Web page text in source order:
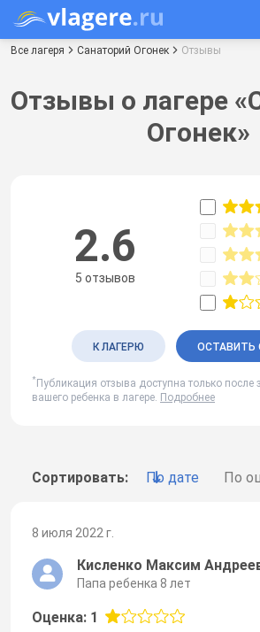
Все лагеря Санаторий Огонек Отзывы
Отзывы о лагере
Огонек»
Сортировать: По дате По
8 июля 2022 г.
Кисленко Максим
Папа ребенка 8 лет
Оценка: 1
2.6
5 отзывов
К ЛАГЕРЮ ОСТАВИТЬ
* Публикация отзыва доступна только после
вашего ребенка в лагере. Подробнее